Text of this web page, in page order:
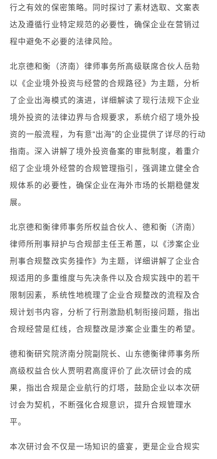
行之有效的保密策略。同时探讨了素材选取、文案表
达及遵循行业特定规范的必要性，确保企业在营销过
程中避免不必要的法律风险。
北京德和衡（济南）律师事务所高级联席合伙人岳勃
以《企业境外投资与经营的合规路径》为主题，分析
了企业出海模式的演进，详细解读了现行法规下企业
境外投资的法律边界与合规要求，系统介绍了境外投
资的一般流程，为有意“出海”的企业提供了详尽的行动
指南。深入讲解了境外投资备案的审批制度，着重介
绍了企业境外经营的合规管理指引，强调建立健全合
规体系的必要性，确保企业在海外市场的长期稳健发
展。
北京德和衡律师事务所权益合伙人、德和衡（济南）
律师所刑事辩护与合规部主任王希蕙，以《涉案企业
刑事合规整改实务操作》为主题，详细讲解了企业合
规适用的多重维度与先决条件以及合规实践中的若干
限制因素，系统性地梳理了企业合规整改的流程及合
规计划书内容，分析了行刑激励机制衔接问题，指出
合规经营是红线，合规整改是涉案企业重生的希望。
德和衡研究院济南分院副院长、山东德衡律师事务所
高级权益合伙人贾明君高度评价了此次研讨会的成
果，指出合规是企业航行的灯塔，鼓励企业以本次研
讨会为契机，不断强化合规意识，提升合规管理水
平。
本次研讨会不仅是一场知识的盛宴，更是企业合规实